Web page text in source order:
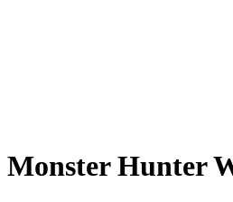
Monster Hunter